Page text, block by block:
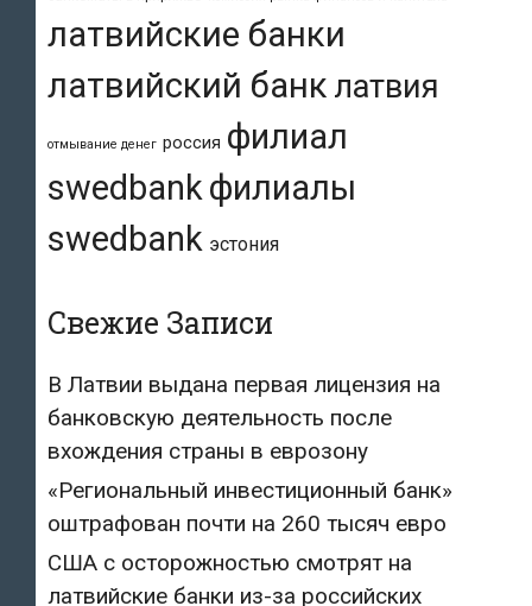
латвийские банки
латвийский банк латвия
отмывание денег россия филиал
swedbankфилиалы
swedbank эстония
Свежие Записи
В Латвии выдана первая лицензия на
банковскую деятельность после
вхождения страны в еврозону
«Региональный инвестиционный банк»
оштрафован почти на 260 тысяч евро
США с осторожностью смотрят на
латвийские банки из-за российских